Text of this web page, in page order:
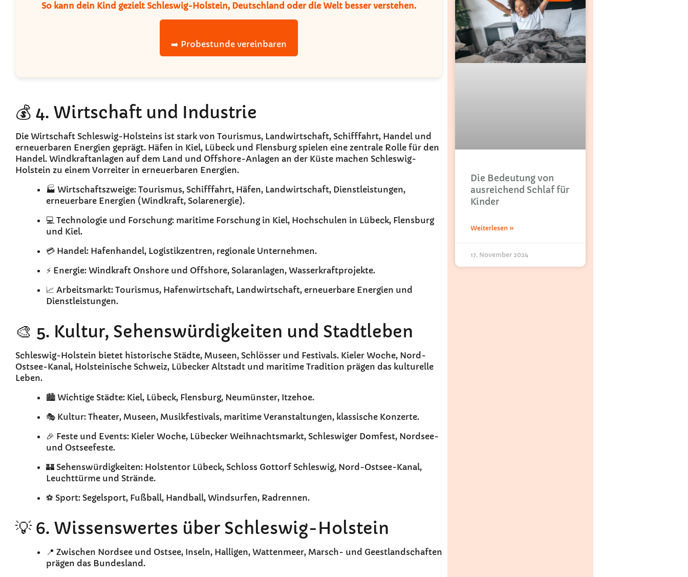
So kann dein Kind gezielt Schleswig-Holstein, Deutschland oder die Welt besser verstehen.
➡️ Probestunde vereinbaren
💰 4. Wirtschaft und Industrie
Die Wirtschaft Schleswig-Holsteins ist stark von Tourismus, Landwirtschaft, Schifffahrt, Handel und
erneuerbaren Energien geprägt. Häfen in Kiel, Lübeck und Flensburg spielen eine zentrale Rolle für den
Handel. Windkraftanlagen auf dem Land und Offshore-Anlagen an der Küste machen Schleswig-
Holstein zu einem Vorreiter in erneuerbaren Energien.
🏭 Wirtschaftszweige: Tourismus, Schifffahrt, Häfen, Landwirtschaft, Dienstleistungen,
erneuerbare Energien (Windkraft, Solarenergie).
💻 Technologie und Forschung: maritime Forschung in Kiel, Hochschulen in Lübeck, Flensburg
und Kiel.
💳 Handel: Hafenhandel, Logistikzentren, regionale Unternehmen.
⚡ Energie: Windkraft Onshore und Offshore, Solaranlagen, Wasserkraftprojekte.
📈 Arbeitsmarkt: Tourismus, Hafenwirtschaft, Landwirtschaft, erneuerbare Energien und
Dienstleistungen.
🎨 5. Kultur, Sehenswürdigkeiten und Stadtleben
Schleswig-Holstein bietet historische Städte, Museen, Schlösser und Festivals. Kieler Woche, Nord-
Ostsee-Kanal, Holsteinische Schweiz, Lübecker Altstadt und maritime Tradition prägen das kulturelle
Leben.
🏙️ Wichtige Städte: Kiel, Lübeck, Flensburg, Neumünster, Itzehoe.
🎭 Kultur: Theater, Museen, Musikfestivals, maritime Veranstaltungen, klassische Konzerte.
🎉 Feste und Events: Kieler Woche, Lübecker Weihnachtsmarkt, Schleswiger Domfest, Nordsee-
und Ostseefeste.
🏰 Sehenswürdigkeiten: Holstentor Lübeck, Schloss Gottorf Schleswig, Nord-Ostsee-Kanal,
Leuchttürme und Strände.
⚽ Sport: Segelsport, Fußball, Handball, Windsurfen, Radrennen.
💡 6. Wissenswertes über Schleswig-Holstein
📍 Zwischen Nordsee und Ostsee, Inseln, Halligen, Wattenmeer, Marsch- und Geestlandschaften
prägen das Bundesland.
Die Bedeutung von
ausreichend Schlaf für
Kinder
Weiterlesen »
17. November 2024